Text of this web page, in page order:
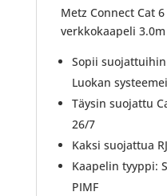
Metz Connect Cat 6
verkkokaapeli 3.0m
Sopii
Luokan
Täysin suojattu
26/7
Kaksi suojattua
Kaapelin tyyppi:
PIMF